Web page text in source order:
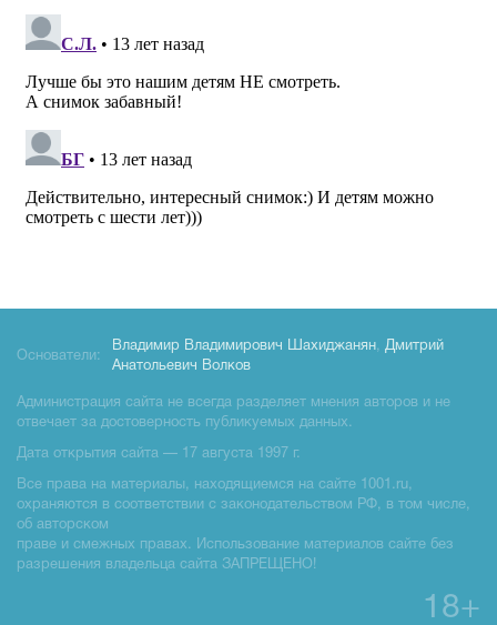
Основатели:
Владимир Владимирович Шахиджанян, Дмитрий
Анатольевич Волков
Администрация сайта не всегда разделяет мнения авторов и не
отвечает за достоверность публикуемых данных.
Дата открытия сайта — 17 августа 1997 г.
Все права на материалы, находящиемся на сайте 1001.ru,
охраняются в соответствии с законодательством РФ, в том числе,
об авторском
праве и смежных правах. Использование материалов сайте без
разрешения владельца сайта ЗАПРЕЩЕНО!
18+